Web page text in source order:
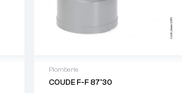
Plomberie
COUDE F-F 87°30
Demande de devis : 01 64 88 93